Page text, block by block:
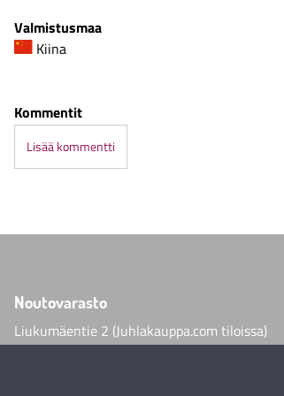
Valmistusmaa
Kiina
Kommentit
Lisää kommentti
Noutovarasto
Liukumäentie 2 (Juhlakauppa.com tiloissa)
00640 Helsinki